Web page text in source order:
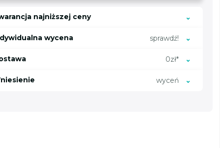
najniższej ceny
wycena sprawdź!
0zł*
wyceń